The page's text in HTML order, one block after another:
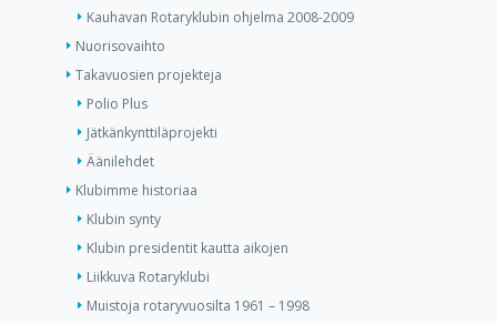
Kauhavan Rotaryklubin ohjelma 2008-2009
Nuorisovaihto
Takavuosien projekteja
Polio Plus
Jätkänkynttiläprojekti
Äänilehdet
Klubimme historiaa
Klubin synty
Klubin presidentit kautta aikojen
Liikkuva Rotaryklubi
Muistoja rotaryvuosilta 1961 – 1998